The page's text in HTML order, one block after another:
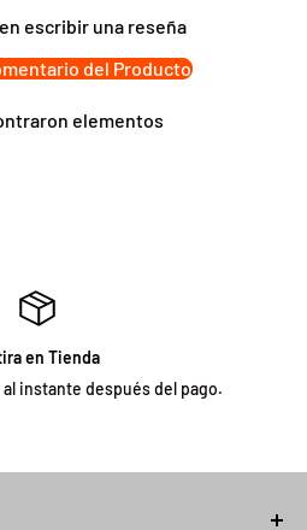
mínimo: 9 pulgadas. Mide 17
Garantia Legal de 6 meses.
escribir una reseña
del Producto
elementos
en Tienda
instante después del pago.